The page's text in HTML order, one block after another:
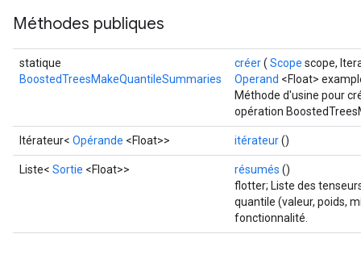
Méthodes publiques
statique
BoostedTreesMakeQuantileSummaries
créer( Scope scope,
Operand <Float>
Méthode d'usine pour
opération
Itérateur< Opérande <Float>> itérateur()
Liste< Sortie <Float>> résumés ()
flotter; Liste des
quantile (valeur, poids,
fonctionnalité.